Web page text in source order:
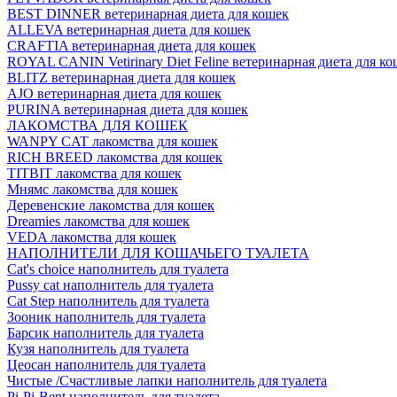
BEST DINNER ветеринарная диета для кошек
ALLEVA ветеринарная диета для кошек
CRAFTIA ветеринарная диета для кошек
ROYAL CANIN Vetirinary Diet Feline ветеринарная диета для
BLITZ ветеринарная диета для кошек
AJO ветеринарная диета для кошек
PURINA ветеринарная диета для кошек
ЛАКОМСТВА ДЛЯ КОШЕК
WANPY CAT лакомства для кошек
RICH BREED лакомства для кошек
TITBIT лакомства для кошек
Мнямс лакомства для кошек
Деревенские лакомства для кошек
Dreamies лакомства для кошек
VEDA лакомства для кошек
НАПОЛНИТЕЛИ ДЛЯ КОШАЧЬЕГО ТУАЛЕТА
Cat's choice наполнитель для туалета
Pussy cat наполнитель для туалета
Cat Step наполнитель для туалета
Зооник наполнитель для туалета
Барсик наполнитель для туалета
Кузя наполнитель для туалета
Цеосан наполнитель для туалета
Чистые /Счастливые лапки наполнитель для туалета